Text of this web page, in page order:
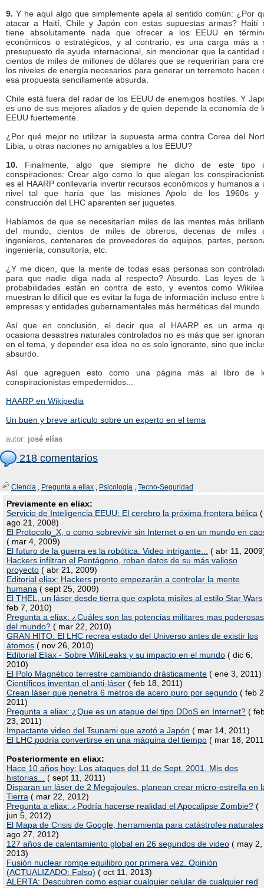
9. Y he aquí algo que simplemente apela al sentido común: ¿Por
atacar a Haití, Chile y Japón con estas supuestas armas? Haití
tiene absolutamente nada que ofrecer a los EEUU en
económicos o estratégicos, y al contrario, es una carga más a
presupuesto de ayuda internacional, sin mencionar que la cantidad
cientos de miles de millones de dólares que se requerirían para
los niveles de energía necesarios para generar un terremoto hacen
esa propuesta sencillamente absurda.
Chile está fuera del radar de los EEUU de enemigos hostiles. Y
es uno de sus mejores aliados y de quien depende la economía de
EEUU fuertemente.
¿Por qué mejor no utilizar la supuesta arma contra Corea del
Libia, u otras naciones no amigables a los EEUU?
10. Finalmente, algo que siempre he dicho de este tipo
conspiraciones: Crear algo como lo que alegan los
es el HAARP conllevaría invertir recursos económicos y humanos a
nivel tal que haría que las misiones Apolo de los 1960s y
construcción del LHC aparenten ser juguetes.
Hablamos de que se necesitarían miles de las mentes más
del mundo, cientos de miles de obreros, decenas de miles
ingenieros, centenares de proveedores de equipos, partes,
ingeniería, consultoría, etc.
¿Y me dicen, que la mente de todas esas personas son
para que nadie diga nada al respecto? Absurdo. Las leyes de
probabilidades están en contra de esto, y eventos como
muestran lo difícil que es evitar la fuga de información incluso entre
empresas y entidades gubernamentales más herméticas del mundo.
Así que en conclusión, el decir que el HAARP es un arma
ocasiona desastres naturales controlados no es más que ser
en el tema, y depender esa idea no es solo ignorante, sino que
absurdo.
Así que agreguen esto como una página más al libro de
conspiracionistas empedernidos...
HAARP en Wikipedia
Un buen y breve artículo sobre un experto en el tema
autor: josé elías
218 comentarios
Ciencia , Pregunta a eliax , Psicología , Tecno-Seguridad
Previamente en eliax:
Servicio de Inteligencia EEUU: El cerebro la próxima frontera bélica (
ago 21, 2008)
El Protocolo_X, o como sobrevivir sin Internet o en un mundo en
( mar 4, 2009)
El futuro de la guerra es la robótica. Video intrigante...
( abr 11,
Hackers infiltran el Pentágono, roban datos de su más valioso
proyecto ( abr 21, 2009)
Editorial eliax: Hackers pronto empezarán a controlar la mente
humana ( sept 25, 2009)
El THEL, un láser desde tierra que explota misiles al estilo Star Wars
feb 7, 2010)
Pregunta a eliax: ¿Cuáles son las potencias militares mas poderosas
del mundo? ( mar 22, 2010)
GRAN HITO: El LHC recrea estado del Universo antes de existir los
átomos ( nov 26, 2010)
Editorial Eliax - Sobre WikiLeaks y su impacto en el mundo ( dic 6,
2010)
El Polo Magnético terrestre cambiando drásticamente ( ene 3, 2011)
Científicos inventan el anti-láser ( feb 18, 2011)
Crean láser que penetra 6 metros de acero puro por segundo ( feb
2011)
Pregunta a eliax: ¿Que es un ataque del tipo DDoS en Internet? (
23, 2011)
Impactante video del Tsunami que azotó a Japón ( mar 14, 2011)
El LHC podría convertirse en una máquina del tiempo ( mar 18,
Posteriormente en eliax:
Hace 10 años hoy: Los ataques del 11 de Sept. 2001. Mis dos
historias...
( sept 11, 2011)
Disparan un láser de 2 Megajoules, planean crear micro-estrella en
Tierra ( mar 22, 2012)
Pregunta a eliax: ¿Podría hacerse realidad el Apocalipse Zombie? (
jun 5, 2012)
El Mapa de Crisis de Google, herramienta para catástrofes naturales
ago 27, 2012)
127 años de calentamiento global en 26 segundos de video ( may 2,
2013)
Fusión nuclear rompe equilibro por primera vez. Opinión
(ACTUALIZADO: Falso) ( oct 11, 2013)
ALERTA: Descubren como espiar cualquier celular de cualquier red